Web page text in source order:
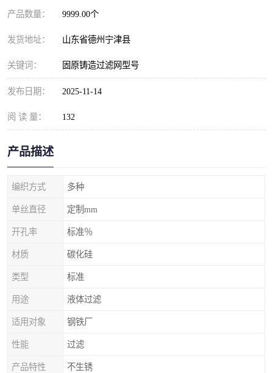
产品数量： 9999.00个
发货地址： 山东省德州宁津县
关键词： 固原铸造过滤网型号
发布日期： 2025-11-14
阅 读 量： 132
产品描述
编织方式 多种
单丝直径 定制mm
开孔率 标准％
材质 碳化硅
类型 标准
用途 液体过滤
适用对象 钢铁厂
性能 过滤
产品特性 不生锈